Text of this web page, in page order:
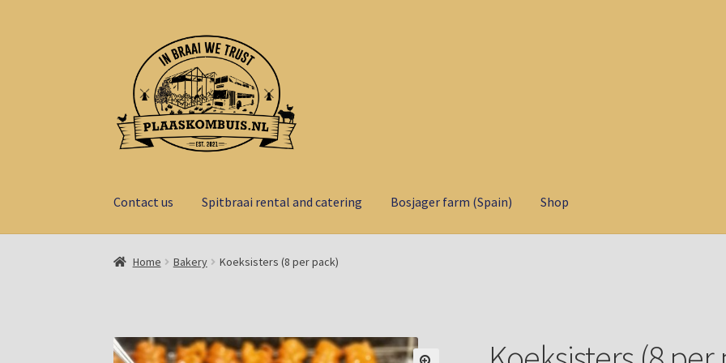
naar
navigatie
inhoud
Contact us Spitbraai rental and catering Bosjager farm (Spain) Shop
Home Bakery Koeksisters (8 per pack)